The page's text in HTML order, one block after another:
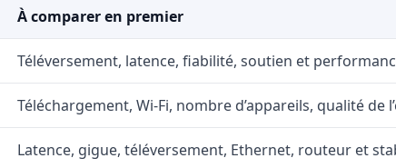
À comparer en premier
Téléversement, latence, fiabilité, soutien et
Téléchargement, Wi-Fi, nombre d’appareils, qualité de
Latence, gigue, téléversement, Ethernet, routeur et